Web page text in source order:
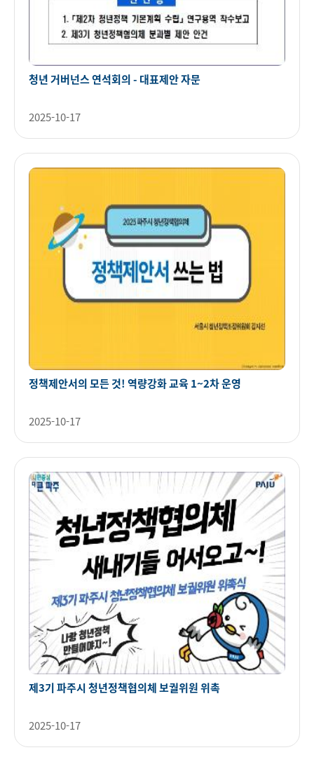
청년 거버넌스 연석회의 - 대표제안 자문
2025-10-17
정책제안서의 모든 것! 역량강화 교육 1~2차 운영
2025-10-17
제3기 파주시 청년정책협의체 보궐위원 위촉
2025-10-17